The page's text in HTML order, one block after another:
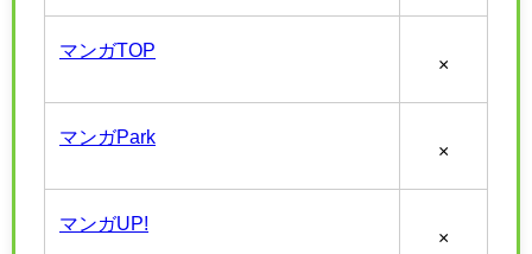
マンガTOP
×
マンガPark
×
マンガUP!
×